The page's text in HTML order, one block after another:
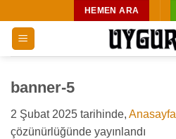
atla
HEMEN ARA
banner-5
2 Şubat 2025 tarihinde, Anasayfa
çözünürlüğünde yayınlandı